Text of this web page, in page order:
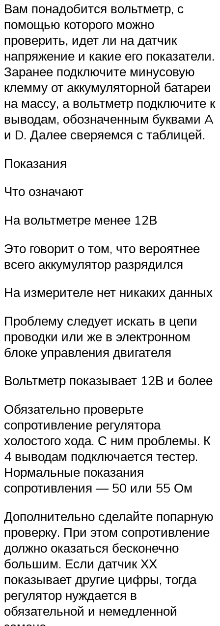
Вам понадобится вольтметр, с
помощью которого можно
проверить, идет ли на датчик
напряжение и какие его показатели.
Заранее подключите минусовую
клемму от аккумуляторной батареи
на массу, а вольтметр подключите к
выводам, обозначенным буквами A
и D. Далее сверяемся с таблицей.
Показания
Что означают
На вольтметре менее 12В
Это говорит о том, что вероятнее
всего аккумулятор разрядился
На измерителе нет никаких данных
Проблему следует искать в цепи
проводки или же в электронном
блоке управления двигателя
Вольтметр показывает 12В и более
Обязательно проверьте
сопротивление регулятора
холостого хода. С ним проблемы. К
4 выводам подключается тестер.
Нормальные показания
сопротивления — 50 или 55 Ом
Дополнительно сделайте попарную
проверку. При этом сопротивление
должно оказаться бесконечно
большим. Если датчик ХХ
показывает другие цифры, тогда
регулятор нуждается в
обязательной и немедленной